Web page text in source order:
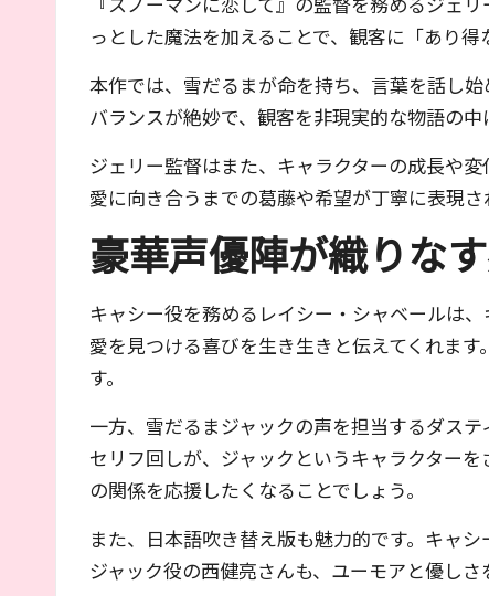
っとした魔法を加えることで、観客に「あり
本作では、雪だるまが命を持ち、言葉を話し
バランスが絶妙で、観客を非現実的な物語の
ジェリー監督はまた、キャラクターの成長や
愛に向き合うまでの葛藤や希望が丁寧に表現
豪華声優陣が織りな
キャシー役を務めるレイシー・シャベールは
愛を見つける喜びを生き生きと伝えてくれま
す。
一方、雪だるまジャックの声を担当するダス
セリフ回しが、ジャックというキャラクター
の関係を応援したくなることでしょう。
また、日本語吹き替え版も魅力的です。キャ
ジャック役の西健亮さんも、ユーモアと優し